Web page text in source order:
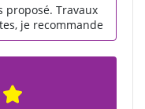
proposé. Travaux
je recommande